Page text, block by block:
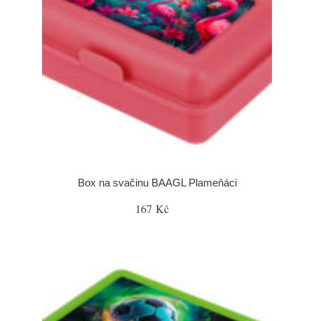
Box na svačinu BAAGL Plameňáci
167 Kč